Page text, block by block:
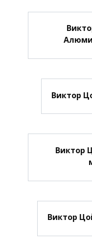
Виктор
Виктор
Виктор